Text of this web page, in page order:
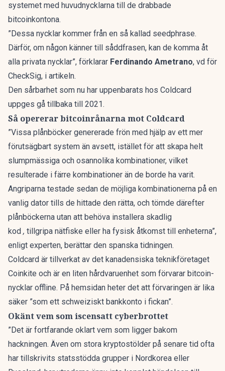
systemet med huvudnycklarna till de drabbade
bitcoinkontona.
”Dessa nycklar kommer från en så kallad seedphrase.
Därför, om någon känner till såddfrasen, kan de komma åt
alla privata nycklar”, förklarar Ferdinando Ametrano, vd för
CheckSig, i artikeln.
Den sårbarhet som nu har uppenbarats hos Coldcard
uppges gå tillbaka till 2021.
Så opererar bitcoinrånarna mot Coldcard
”Vissa plånböcker genererade frön med hjälp av ett mer
förutsägbart system än avsett, istället för att skapa helt
slumpmässiga och osannolika kombinationer, vilket
resulterade i färre kombinationer än de borde ha varit.
Angriparna testade sedan de möjliga kombinationerna på en
vanlig dator tills de hittade den rätta, och tömde därefter
plånböckerna utan att behöva installera skadlig
kod , tillgripa nätfiske eller ha fysisk åtkomst till enheterna”,
enligt experten, berättar den spanska tidningen.
Coldcard är tillverkat av det kanadensiska teknikföretaget
Coinkite och är en liten hårdvaruenhet som förvarar bitcoin-
nycklar offline. På hemsidan heter det att förvaringen är lika
säker ”som ett schweiziskt bankkonto i fickan”.
Okänt vem som iscensatt cyberbrottet
”Det är fortfarande oklart vem som ligger bakom
hackningen. Även om stora kryptostölder på senare tid ofta
har tillskrivits statsstödda grupper i Nordkorea eller